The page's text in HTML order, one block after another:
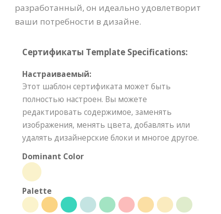
разработанный, он идеально удовлетворит
ваши потребности в дизайне.
Сертификаты Template Specifications:
Настраиваемый:
Этот шаблон сертификата может быть
полностью настроен. Вы можете
редактировать содержимое, заменять
изображения, менять цвета, добавлять или
удалять дизайнерские блоки и многое другое.
Dominant Color
Palette